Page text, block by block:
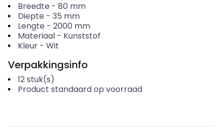
Breedte - 80 mm
Diepte - 35 mm
Lengte - 2000 mm
Materiaal- Kunststof
Kleur- Wit
Verpakkingsinfo
12stuk(s)
Product standaard op voorraad